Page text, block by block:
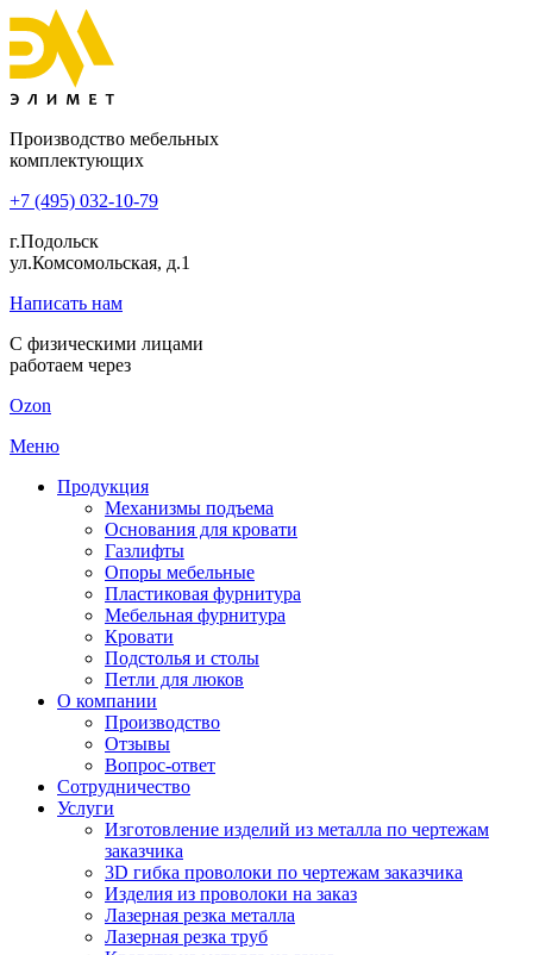
Производство мебельных
комплектующих
+7 (495) 032-10-79
г.Подольск
ул.Комсомольская, д.1
Написать нам
С физическими лицами
работаем через
Ozon
Меню
Продукция
Механизмы подъема
Основания для кровати
Газлифты
Опоры мебельные
Пластиковая фурнитура
Мебельная фурнитура
Кровати
Подстолья и столы
Петли для люков
О компании
Производство
Отзывы
Вопрос-ответ
Сотрудничество
Услуги
Изготовление изделий из металла по чертежам
заказчика
3D гибка проволоки по чертежам заказчика
Изделия из проволоки на заказ
Лазерная резка металла
Лазерная резка труб